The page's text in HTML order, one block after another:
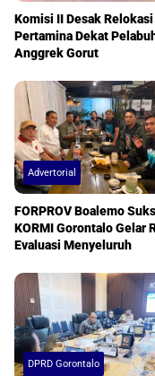
Komisi II Desak
Pertamina Dekat
Anggrek Gorut
Advertorial
FORPROV Boalemo
KORMI Gorontalo Gelar
Evaluasi Menyeluruh
DPRD Gorontalo